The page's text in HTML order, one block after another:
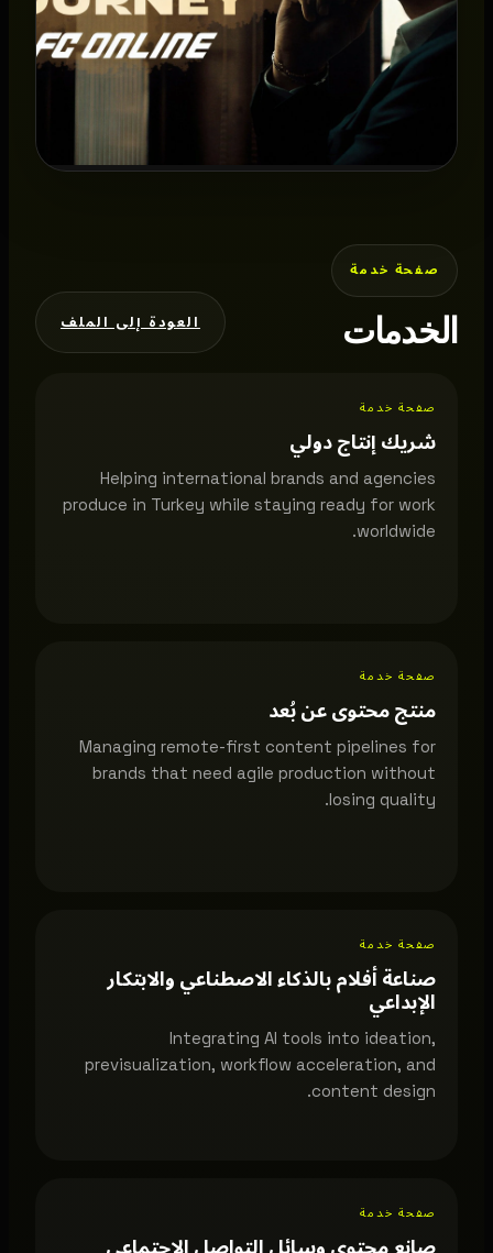
صفحة خدمة
الخدمات العودة إلى الملف
صفحة خدمة
شريك إنتاج دولي
Helping international brands and agencies
produce in Turkey while staying ready for work
worldwide.
صفحة خدمة
منتج محتوى عن بُعد
Managing remote-first content pipelines for
brands that need agile production without
losing quality.
صفحة خدمة
صناعة أفلام بالذكاء الاصطناعي والابتكار
الإبداعي
Integrating AI tools into ideation,
previsualization, workflow acceleration, and
content design.
صفحة خدمة
صانع محتوى وسائل التواصل الاجتماعي